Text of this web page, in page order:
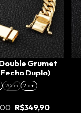
Grumet
Duplo)
20cm 21cm
R$349,90